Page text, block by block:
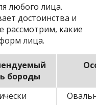
любого лица.
достоинства и
рассмотрим, какие
лица.
бороды